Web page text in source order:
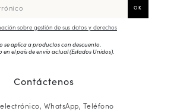
sobre gestión de sus datos y derechos
se aplica a productos con descuento.
en el país de envío actual (Estados Unidos).
Contáctenos
WhatsApp, Teléfono